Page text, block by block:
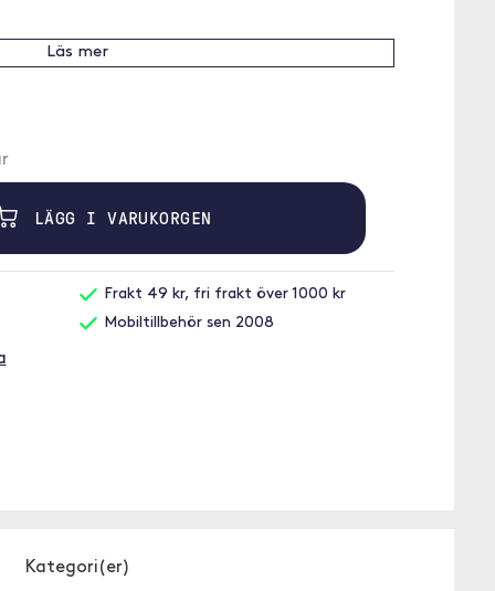
Läs mer
LÄGG I VARUKORGEN
Frakt 49 kr, fri frakt över 1000 kr
Mobiltillbehör sen 2008
Kategori(er)